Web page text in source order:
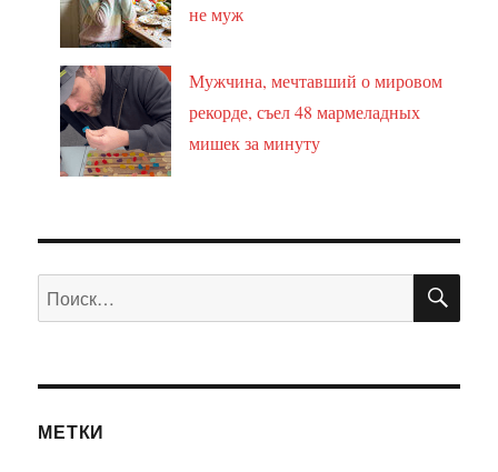
не муж
Мужчина, мечтавший о мировом
рекорде, съел 48 мармеладных
мишек за минуту
Искать:
МЕТКИ